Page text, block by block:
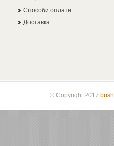
Способи оплати
Доставка
© Copyright 2017